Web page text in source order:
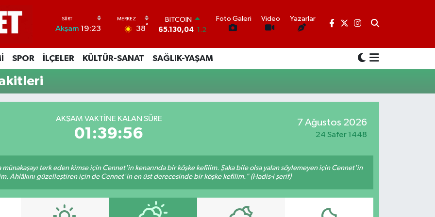
Akşam 19:23 38°
BITCOIN
65.130,04 1.2
47,7069 0.17
EURO
55,0265 0.01
GRAM ALTIN
Foto Galeri Video Yazarlar
SPOR İLÇELER KÜLTÜR-SANAT SAĞLIK-YAŞAM
AKŞAM VAKTINE KALAN SÜRE
01:39:55
7 Ağustos 2026
24 Safer 1448
terk eden kimse için Cennet'in kenarında bir köşke kefilim. Şaka bile olsa yalan söylemeyen için Cennet'in
Ahlâkını güzelleştiren için de Cennet'in en üst derecesinde bir köşke kefilim." (Hadis-i şerif)